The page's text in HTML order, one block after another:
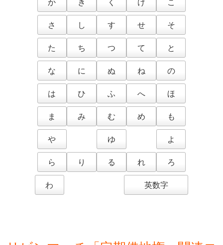
さ
し す せ
そ
た
ち つ て
と
な
に ぬ ね
の
は
ひ ふ へ
ほ
ま
み む め
も
や
ゆ
よ
ら
り る れ
ろ
わ
英数字